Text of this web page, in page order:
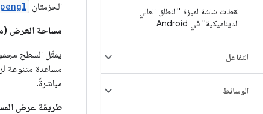
لقطات شاشة لميزة "النطاق العالي
الديناميكية" في Android
التفاعل
الوسائط
الحزمتان
مساحة العرض
يمثّل السطح
مساعدة متنوعة
مباشرةً.
طريقة عرض